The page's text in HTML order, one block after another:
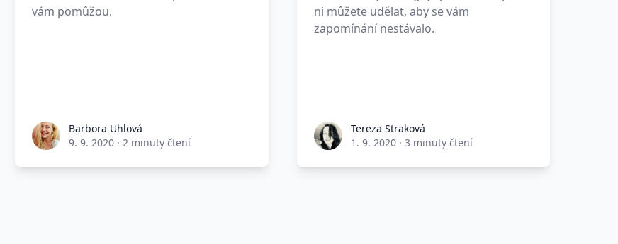
vám pomůžou.
Barbora Uhlová
9. 9. 2020 · 2 minuty čtení
ni můžete udělat, aby se vám
zapomínání nestávalo.
Tereza Straková
1. 9. 2020 · 3 minuty čtení